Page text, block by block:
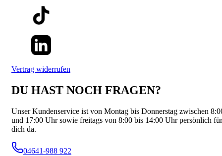
Vertrag widerrufen
DU HAST NOCH FRAGEN?
Unser Kundenservice ist von Montag bis Donnerstag zwischen
und 17:00 Uhr sowie freitags von 8:00 bis 14:00 Uhr persönlich für
dich da.
04641-988 922